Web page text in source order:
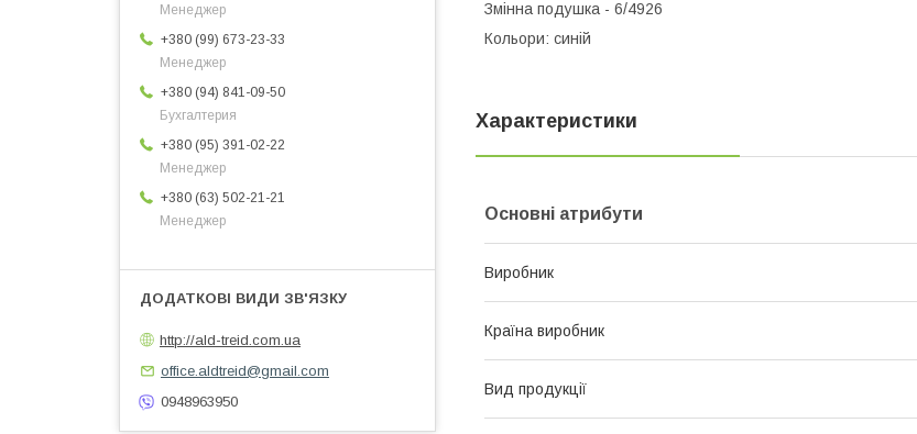
Змінна подушка - 6/4926
Кольори: синій
Характеристики
Основні атрибути
Виробник
Країна виробник
Вид продукції
Менеджер
+380 (99) 673-23-33
Менеджер
+380 (94) 841-09-50
Бухгалтерия
+380 (95) 391-02-22
Менеджер
+380 (63) 502-21-21
Менеджер
http://ald-treid.com.ua
office.aldtreid@gmail.com
0948963950